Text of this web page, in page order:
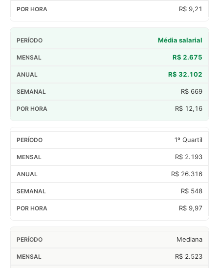
R$ 9,21
Média salarial
R$ 2.675
R$ 32.102
R$ 669
R$ 12,16
1º Quartil
R$ 2.193
R$ 26.316
R$ 548
R$ 9,97
Mediana
R$ 2.523